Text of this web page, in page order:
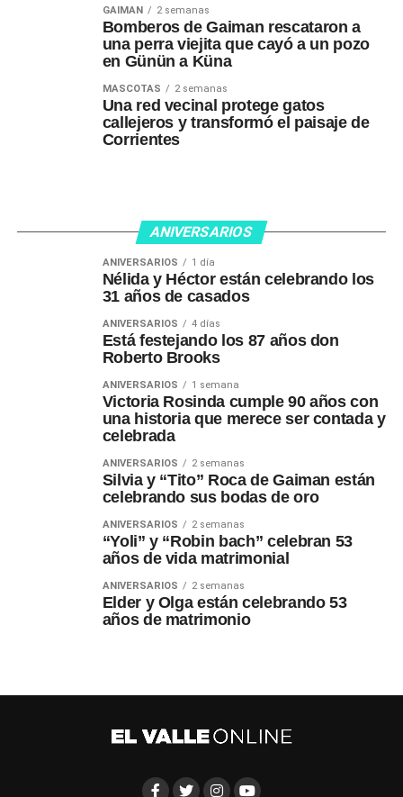
GAIMAN 2 semanas
Bomberos de Gaiman rescataron a
una perra viejita que cayó a un pozo
en Günün a Küna
MASCOTAS 2 semanas
Una red vecinal protege gatos
callejeros y transformó el paisaje de
Corrientes
ANIVERSARIOS
ANIVERSARIOS 1 día
Nélida y Héctor están celebrando los
31 años de casados
ANIVERSARIOS 4 días
Está festejando los 87 años don
Roberto Brooks
ANIVERSARIOS 1 semana
Victoria Rosinda cumple 90 años con
una historia que merece ser contada y
celebrada
ANIVERSARIOS 2 semanas
Silvia y “Tito” Roca de Gaiman están
celebrando sus bodas de oro
ANIVERSARIOS 2 semanas
“Yoli” y “Robin bach” celebran 53
años de vida matrimonial
ANIVERSARIOS 2 semanas
Elder y Olga están celebrando 53
años de matrimonio